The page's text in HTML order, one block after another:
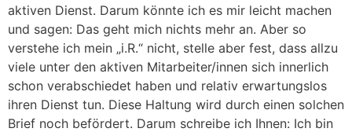
aktiven Dienst. Darum könnte ich es mir leicht machen
und sagen: Das geht mich nichts mehr an. Aber so
verstehe ich mein „i.R.“ nicht, stelle aber fest, dass allzu
viele unter den aktiven Mitarbeiter/innen sich innerlich
schon verabschiedet haben und relativ erwartungslos
ihren Dienst tun. Diese Haltung wird durch einen solchen
Brief noch befördert. Darum schreibe ich Ihnen: Ich bin